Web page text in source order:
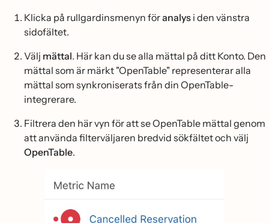
Klicka på rullgardinsmenyn föranalys i den vänstra
sidofältet.
Välj mättal. Här kan du se alla mättal på ditt Konto. Den
mättal som är märkt "OpenTable" representerar alla
mättal som synkroniserats från din OpenTable-
integrerare.
Filtrera den här vyn för att se OpenTable mättal genom
att använda filterväljaren bredvid sökfältet och välj
OpenTable.